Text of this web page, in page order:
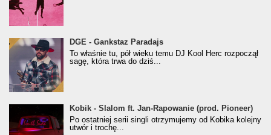
donGURALesko z nagrodą za
Klasyczny/Trueschoolowy Album Roku
(Popkillery 2023)
DGE - Gankstaz Paradajs
To właśnie tu, pół wieku temu DJ Kool Herc rozpoczął
sagę, która trwa do dziś...
Kobik - Slalom ft. Jan-Rapowanie (prod. Pioneer)
[Official Music Visualiser]
Kobik - Slalom ft. Jan-Rapowanie (prod. Pioneer)
Po ostatniej serii singli otrzymujemy od Kobika kolejny
utwór i trochę...